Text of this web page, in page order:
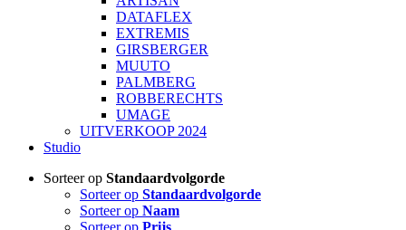
DATAFLEX
EXTREMIS
GIRSBERGER
MUUTO
PALMBERG
ROBBERECHTS
UMAGE
UITVERKOOP 2024
Studio
Sorteer op Standaardvolgorde
Sorteer op Standaardvolgorde
Sorteer op Naam
Sorteer op Prijs